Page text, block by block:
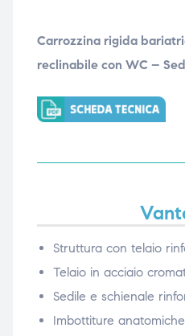
Carrozzina rigida
reclinabile con WC –
Struttura con telaio
Telaio in acciaio
Sedile e schienale
Imbottiture